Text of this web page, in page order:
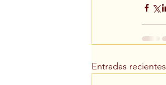
Entradas recientes